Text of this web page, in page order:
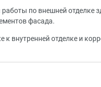
по внешней отделке
фасада.
внутренней отделке и